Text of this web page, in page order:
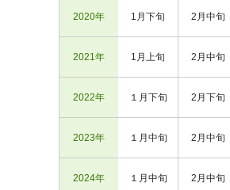
2020年 1月下旬 2月中旬
2021年 1月上旬 2月中旬
2022年 １月下旬 2月下旬
2023年 １月中旬 2月中旬
2024年 １月中旬 2月中旬